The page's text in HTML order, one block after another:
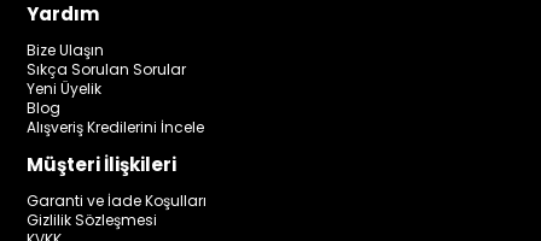
Yardım
Bize Ulaşın
Sıkça Sorulan Sorular
Yeni Üyelik
Blog
Alışveriş Kredilerini İncele
Müşteri İlişkileri
Garanti ve İade Koşulları
Gizlilik Sözleşmesi